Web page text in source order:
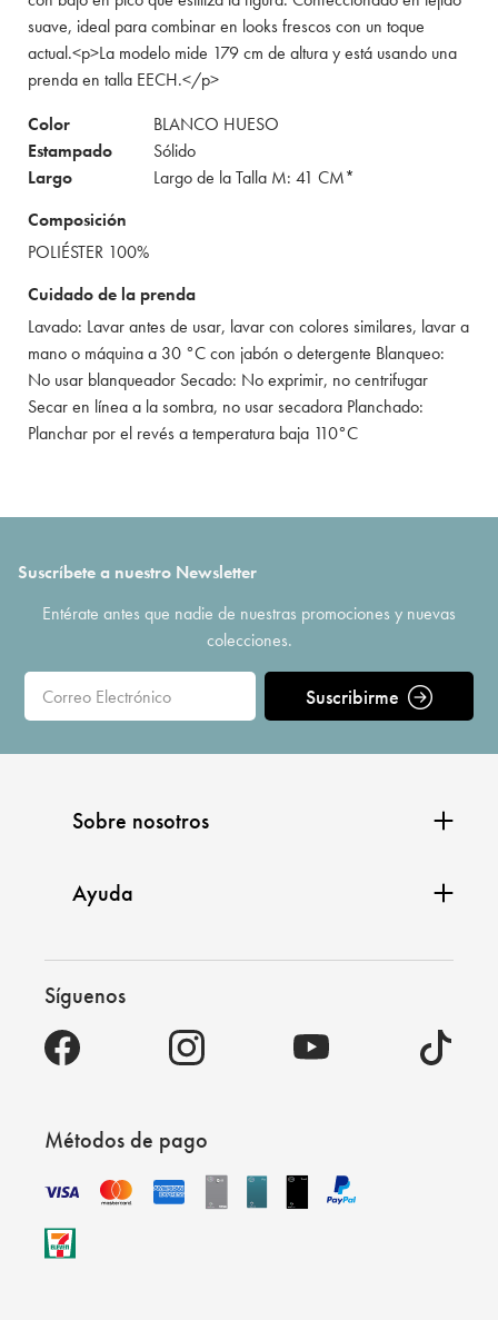
suave, ideal para combinar en looks frescos con un toque
actual.<p>La modelo mide 179 cm de altura y está usando una
prenda en talla EECH.</p>
Color
BLANCO HUESO
Estampado
Sólido
Largo
Largo de la Talla M: 41 CM*
Composición
POLIÉSTER 100%
Cuidado de la prenda
Lavado: Lavar antes de usar, lavar con colores similares, lavar a
mano o máquina a 30 °C con jabón o detergente Blanqueo:
No usar blanqueador Secado: No exprimir, no centrifugar
Secar en línea a la sombra, no usar secadora Planchado:
Planchar por el revés a temperatura baja 110°C
Suscríbete a nuestro Newsletter
Entérate antes que nadie de nuestras promociones y nuevas
colecciones.
Suscribirme
Sobre nosotros
Ayuda
Síguenos
Métodos de pago